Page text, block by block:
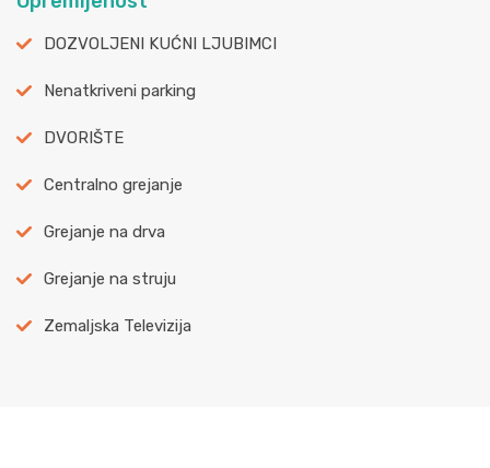
DOZVOLJENI KUĆNI LJUBIMCI
Nenatkriveni parking
DVORIŠTE
Centralno grejanje
Grejanje na drva
Grejanje na struju
Zemaljska Televizija